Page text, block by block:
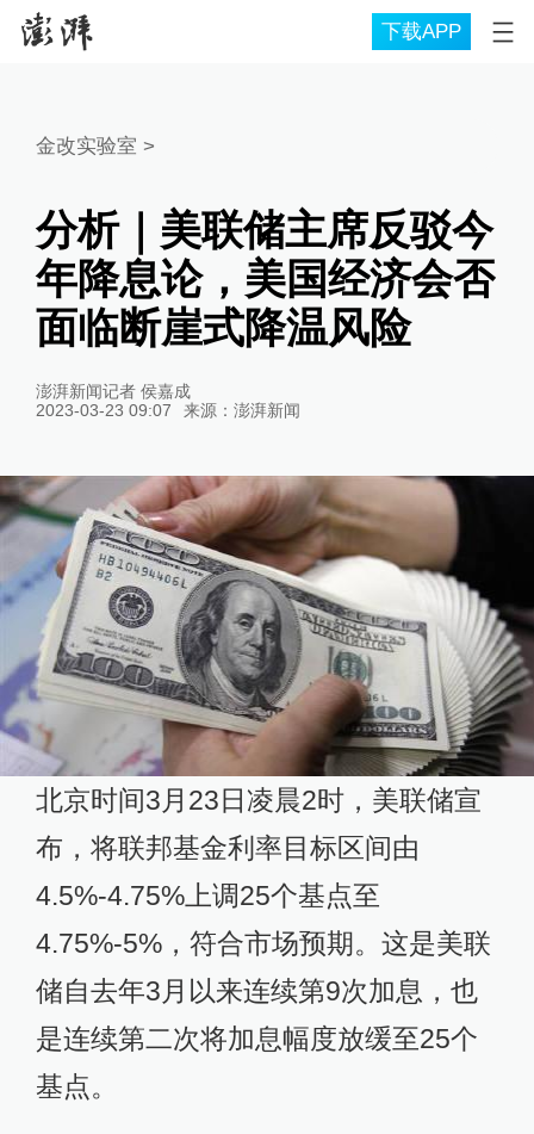
下载APP
金改实验室 >
分析｜美联储主席反驳今
年降息论，美国经济会否
面临断崖式降温风险
澎湃新闻记者 侯嘉成
2023-03-23 09:07
来源： 澎湃新闻
北京时间3月23日凌晨2时，美联储宣
布，将联邦基金利率目标区间由
4.5%-4.75%上调25个基点至
4.75%-5%，符合市场预期。这是美联
储自去年3月以来连续第9次加息，也
是连续第二次将加息幅度放缓至25个
基点。